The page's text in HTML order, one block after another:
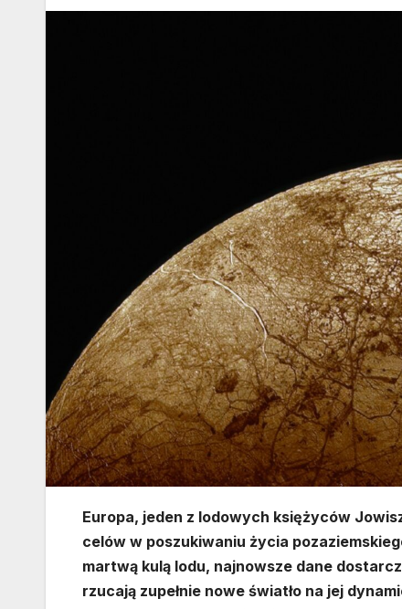
Europa, jeden z lodowych księżyców
celów w poszukiwaniu życia
martwą kulą lodu, najnowsze dane
rzucają zupełnie nowe światło na jej